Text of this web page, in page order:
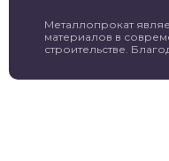
Металлопрокат
материалов в
строительстве.